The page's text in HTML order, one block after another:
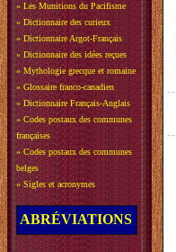
» Les Munitions du Pacifisme
» Dictionnaire des curieux
» Dictionnaire Argot-Français
» Dictionnaire des idées reçues
» Mythologie grecque et romaine
» Glossaire franco-canadien
» Dictionnaire Français-Anglais
» Codes postaux des communes
françaises
» Codes postaux des communes
belges
» Sigles et acronymes
ABRÉVIATIONS